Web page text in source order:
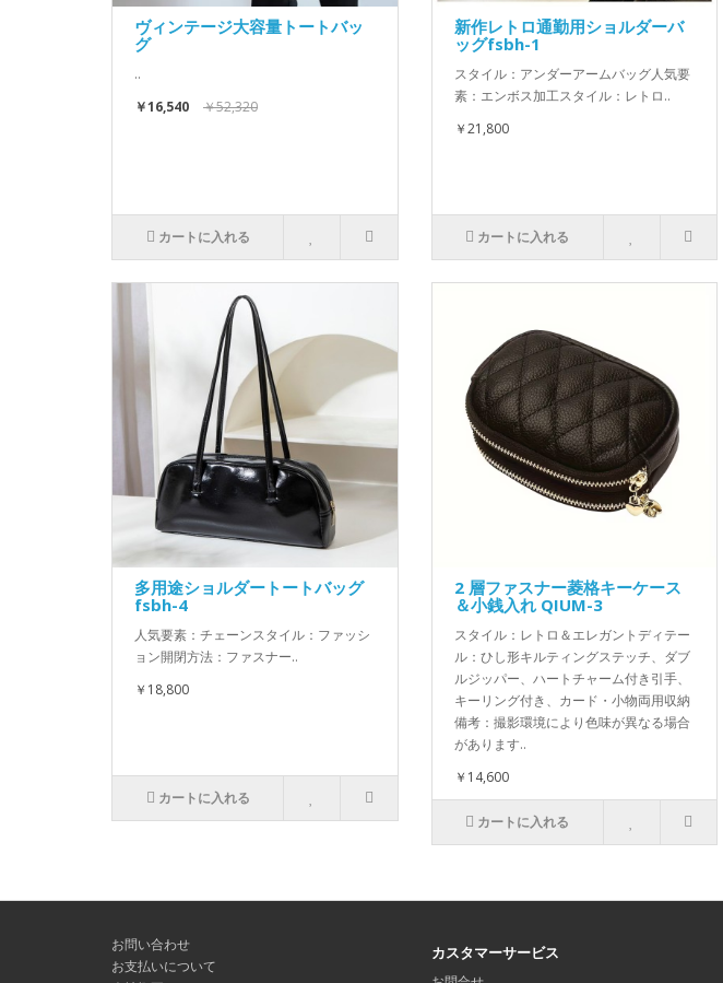
ヴィンテージ大容量トートバッ
グ
..
￥16,540
￥52,320
カートに入れる
新作レトロ通勤用ショルダーバ
ッグfsbh-1
スタイル：アンダーアームバッグ人気要
素：エンボス加工スタイル：レトロ..
￥21,800
カートに入れる
多用途ショルダートートバッグ
fsbh-4
人気要素：チェーンスタイル：ファッシ
ョン開閉方法：ファスナー..
￥18,800
カートに入れる
2 層ファスナー菱格キーケース
＆小銭入れ QIUM-3
スタイル：レトロ＆エレガントディテー
ル：ひし形キルティングステッチ、ダブ
ルジッパー、ハートチャーム付き引手、
キーリング付き、カード・小物両用収納
備考：撮影環境により色味が異なる場合
があります..
￥14,600
カートに入れる
お問い合わせ
お支払いについて
カスタマーサービス